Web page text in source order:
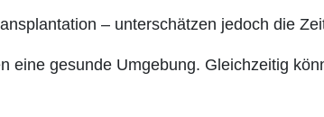
– unterschätzen jedoch die
eine gesunde Umgebung. Gleichzeitig